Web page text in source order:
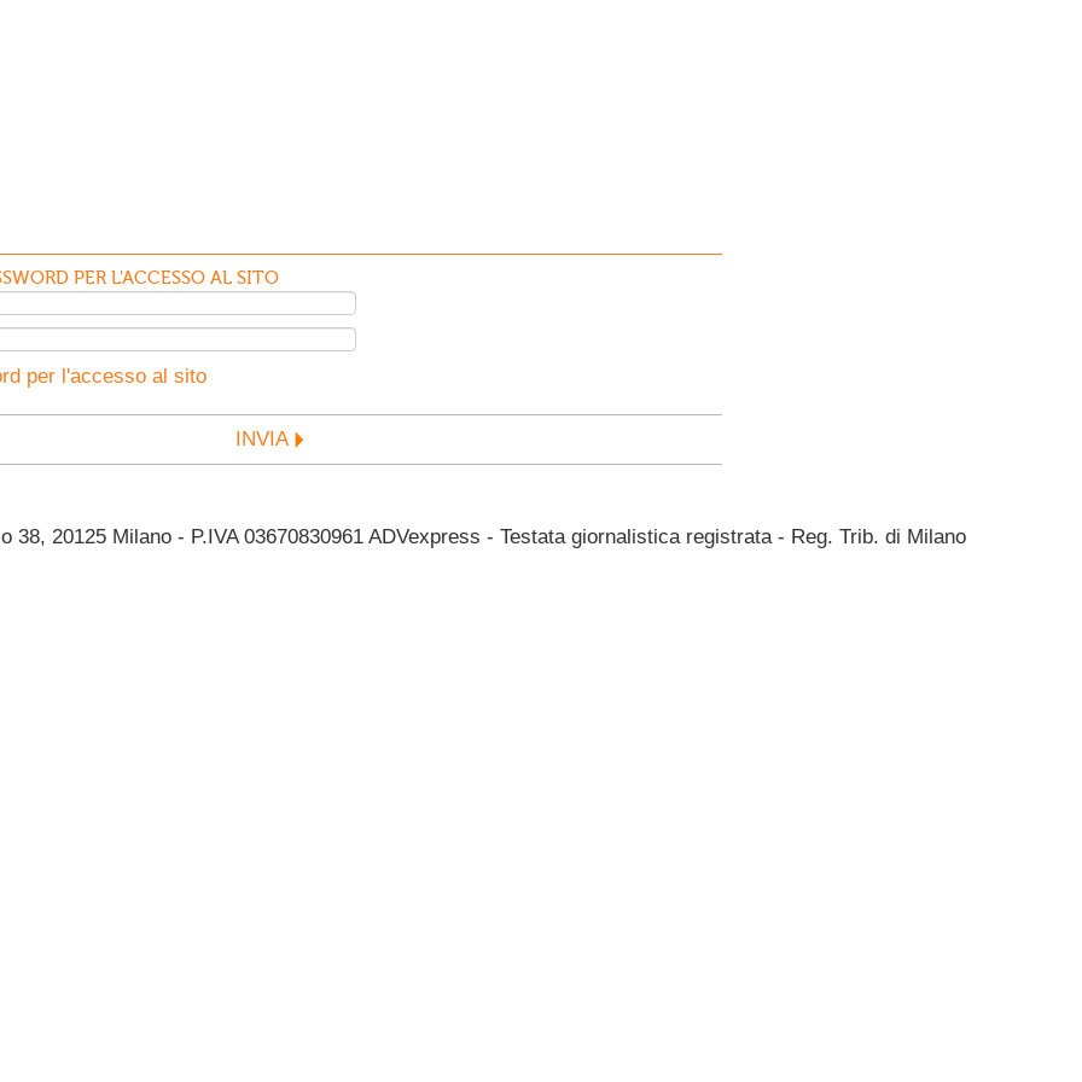
PER L'ACCESSO AL SITO
per l'accesso al sito
INVIA
20125 Milano - P.IVA 03670830961 ADVexpress - Testata giornalistica registrata - Reg. Trib. di Milano